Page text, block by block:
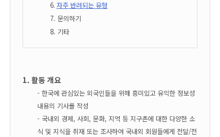
6. 자주 반려되는 유형
7. 문의하기
8. 기타
1. 활동 개요
- 한국에 관심있는 외국인들을 위해 흥미있고 유익한 정보성
내용의 기사를 작성
- 국내외 경제, 사회, 문화, 지역 등 지구촌에 대한 다양한 소
식 및 지식을 취재 또는 조사하여 국내외 회원들에게 전달/전